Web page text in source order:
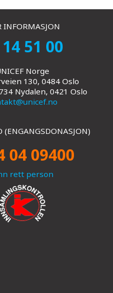
INFORMASJON
51 00
Norge
130, 0484 Oslo
Nydalen, 0421 Oslo
(ENGANGSDONASJON)
04 09400
rett person